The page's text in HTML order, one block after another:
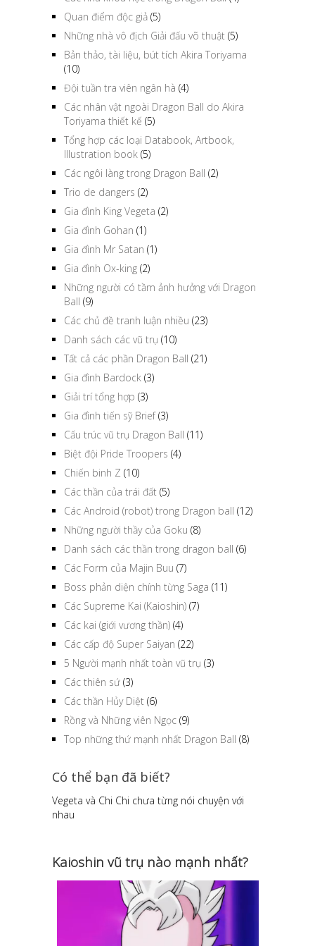
Quan điểm độc giả (5)
Những nhà vô địch Giải đấu võ thuật (5)
Bản thảo, tài liệu, bút tích Akira Toriyama
(10)
Đội tuần tra viên ngân hà (4)
Các nhân vật ngoài Dragon Ball do Akira
Toriyama thiết kế (5)
Tổng hợp các loại Databook, Artbook,
Illustration book (5)
Các ngôi làng trong Dragon Ball (2)
Trio de dangers (2)
Gia đình King Vegeta (2)
Gia đình Gohan (1)
Gia đình Mr Satan (1)
Gia đình Ox-king (2)
Những người có tầm ảnh hưởng với Dragon
Ball (9)
Các chủ đề tranh luận nhiều (23)
Danh sách các vũ trụ (10)
Tất cả các phần Dragon Ball (21)
Gia đình Bardock (3)
Giải trí tổng hợp (3)
Gia đình tiến sỹ Brief(3)
Cấu trúc vũ trụ Dragon Ball (11)
Biệt đội Pride Troopers (4)
Chiến binh Z (10)
Các thần của trái đất (5)
Các Android (robot) trong Dragon ball (12)
Những người thầy của Goku (8)
Danh sách các thần trong dragon ball (6)
Các Form của Majin Buu (7)
Boss phản diện chính từng Saga (11)
Các Supreme Kai (Kaioshin) (7)
Các kai (giới vương thần) (4)
Các cấp độ Super Saiyan (22)
5 Người mạnh nhất toàn vũ trụ (3)
Các thiên sứ (3)
Các thần Hủy Diệt (6)
Rồng và Những viên Ngọc (9)
Top những thứ mạnh nhất Dragon Ball (8)
Có thể bạn đã biết?
Vegeta và Chi Chi chưa từng nói chuyện với
nhau
Kaioshin vũ trụ nào mạnh nhất?